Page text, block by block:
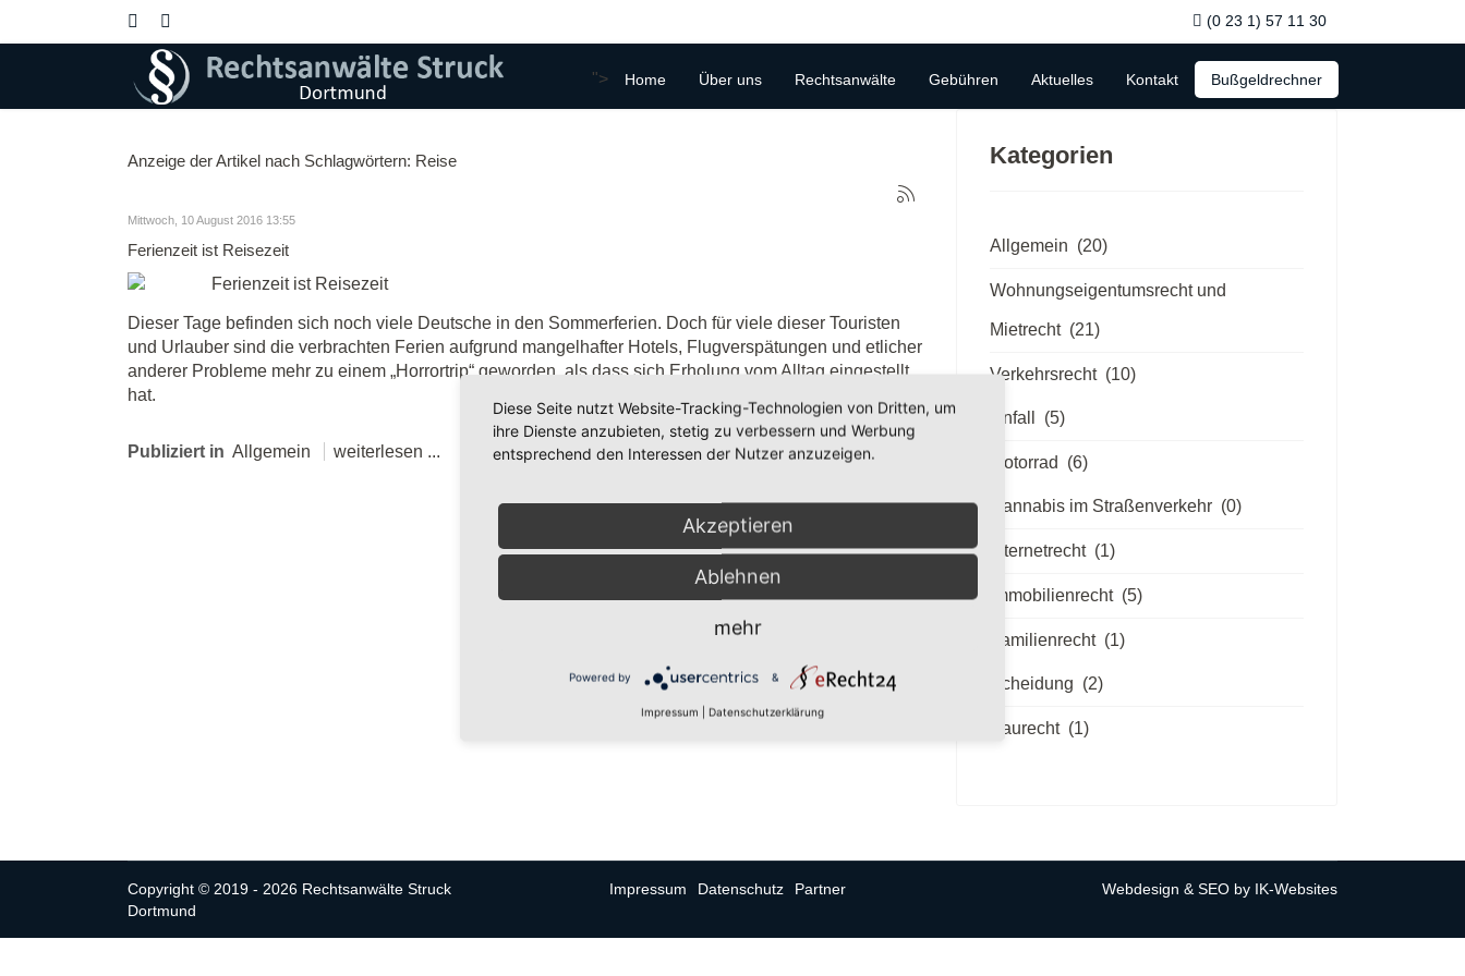
(0 23 1) 57 11 30
"> Home Über uns Rechtsanwälte Gebühren Aktuelles Kontakt Bußgeldrechner
Anzeige der Artikel nach Schlagwörtern: Reise
Mittwoch, 10 August 2016 13:55
Ferienzeit ist Reisezeit
Dieser Tage befinden sich noch viele Deutsche in den Sommerferien. Doch für viele dieser Touristen
und Urlauber sind die verbrachten Ferien aufgrund mangelhafter Hotels, Flugverspätungen und etlicher
anderer Probleme mehr zu einem „Horrortrip“ geworden, als dass sich Erholung vom Alltag eingestellt
hat.
Publiziert in Allgemein weiterlesen ...
Kategorien
Allgemein (20)
Wohnungseigentumsrecht und
Mietrecht (21)
Verkehrsrecht (10)
Unfall (5)
Motorrad (6)
Cannabis im Straßenverkehr (0)
Internetrecht (1)
Immobilienrecht (5)
Familienrecht (1)
Scheidung (2)
Baurecht (1)
Copyright © 2019 - 2026 Rechtsanwälte Struck
Dortmund
Impressum Datenschutz Partner Webdesign & SEO by IK-Websites
Diese Seite nutzt Website-Tracking-Technologien von Dritten, um
ihre Dienste anzubieten, stetig zu verbessern und Werbung
entsprechend den Interessen der Nutzer anzuzeigen.
Akzeptieren
Ablehnen
mehr
Powered by &
Impressum Datenschutzerklärung